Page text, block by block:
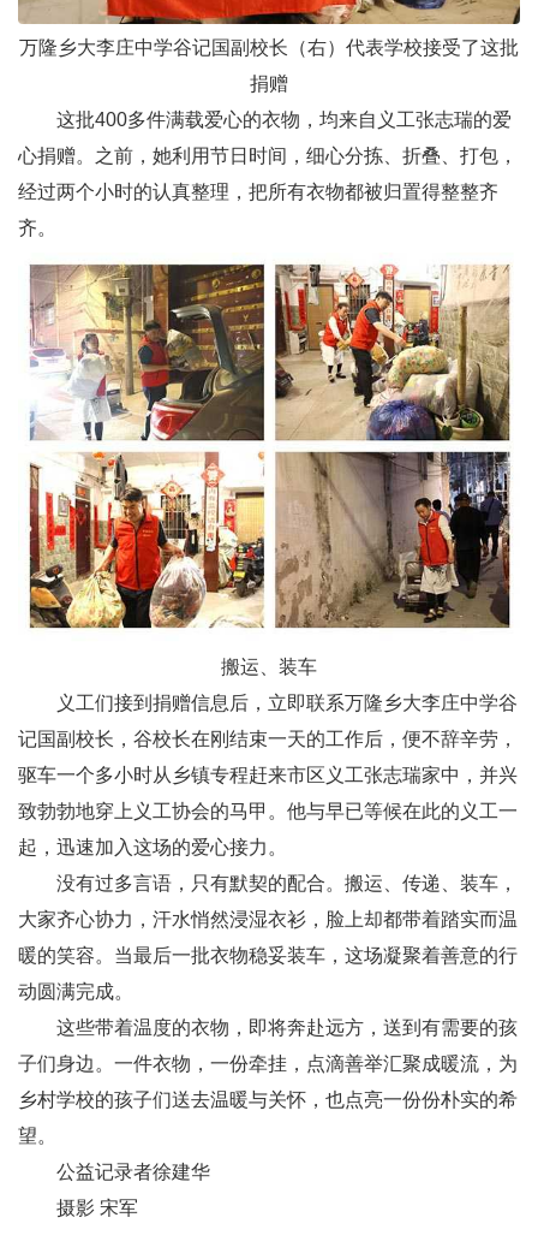
万隆乡大李庄中学谷记国副校长（右）代表学校接受了这批
捐赠
这批400多件满载爱心的衣物，均来自义工张志瑞的爱
心捐赠。之前，她利用节日时间，细心分拣、折叠、打包，
经过两个小时的认真整理，把所有衣物都被归置得整整齐
齐。
搬运、装车
义工们接到捐赠信息后，立即联系万隆乡大李庄中学谷
记国副校长，谷校长在刚结束一天的工作后，便不辞辛劳，
驱车一个多小时从乡镇专程赶来市区义工张志瑞家中，并兴
致勃勃地穿上义工协会的马甲。他与早已等候在此的义工一
起，迅速加入这场的爱心接力。
没有过多言语，只有默契的配合。搬运、传递、装车，
大家齐心协力，汗水悄然浸湿衣衫，脸上却都带着踏实而温
暖的笑容。当最后一批衣物稳妥装车，这场凝聚着善意的行
动圆满完成。
这些带着温度的衣物，即将奔赴远方，送到有需要的孩
子们身边。一件衣物，一份牵挂，点滴善举汇聚成暖流，为
乡村学校的孩子们送去温暖与关怀，也点亮一份份朴实的希
望。
公益记录者徐建华
摄影 宋军